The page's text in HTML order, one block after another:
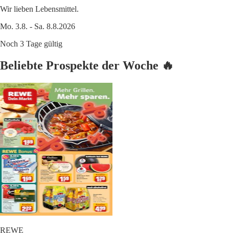
Wir lieben Lebensmittel.
Mo. 3.8. - Sa. 8.8.2026
Noch 3 Tage gültig
Beliebte Prospekte der Woche 🔥
REWE